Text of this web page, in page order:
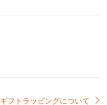
ギフトラッピングについて